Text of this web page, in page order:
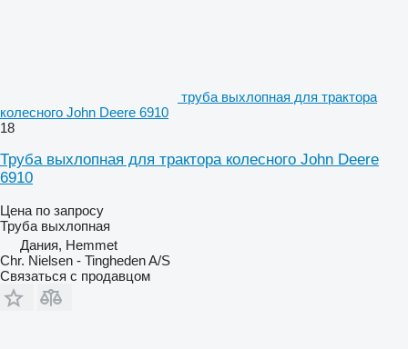
труба выхлопная для трактора
колесного John Deere 6910
18
Труба выхлопная для трактора колесного John Deere
6910
Цена по запросу
Труба выхлопная
Дания, Hemmet
Chr. Nielsen - Tingheden A/S
Связаться с продавцом